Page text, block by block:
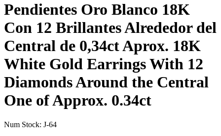
Pendientes Oro Blanco 18K
Con 12 Brillantes Alrededor del
Central de 0,34ct Aprox. 18K
White Gold Earrings With 12
Diamonds Around the Central
One of Approx. 0.34ct
Num Stock: J-64